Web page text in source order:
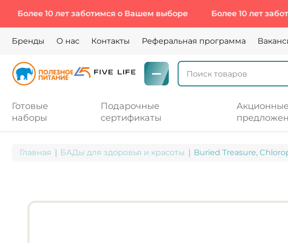
10 лет заботимся о Вашем выборе Более 10 лет
Бренды О нас Контакты Реферальная программа
Готовые
наборы
Подарочные
сертификаты
Акционные
Главная БАДы для здоровья и красоты Buried Treasure,